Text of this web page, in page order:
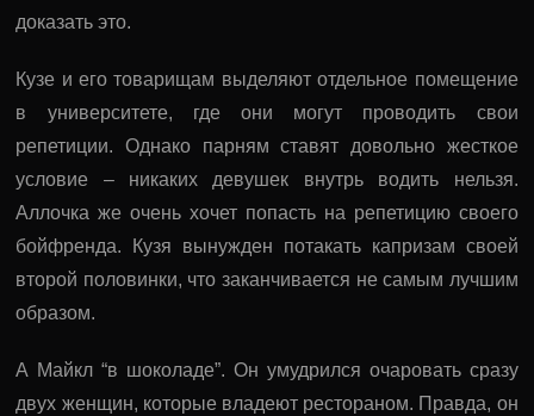
доказать это.
Кузе и его товарищам выделяют отдельное помещение
в университете, где они могут проводить свои
репетиции. Однако парням ставят довольно жесткое
условие – никаких девушек внутрь водить нельзя.
Аллочка же очень хочет попасть на репетицию своего
бойфренда. Кузя вынужден потакать капризам своей
второй половинки, что заканчивается не самым лучшим
образом.
А Майкл “в шоколаде”. Он умудрился очаровать сразу
двух женщин, которые владеют рестораном. Правда, он